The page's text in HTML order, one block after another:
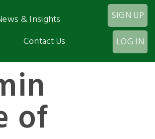
& Insights
Contact Us
SIGN UP
LOG IN
of